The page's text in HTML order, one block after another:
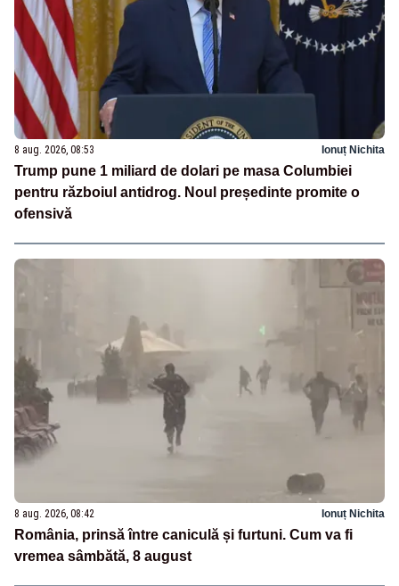
8 aug. 2026, 08:53 Ionuț Nichita
Trump pune 1 miliard de dolari pe masa Columbiei
pentru războiul antidrog. Noul președinte promite o
ofensivă
8 aug. 2026, 08:42 Ionuț Nichita
România, prinsă între caniculă și furtuni. Cum va fi
vremea sâmbătă, 8 august